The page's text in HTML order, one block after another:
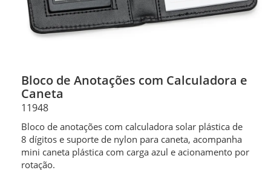
Bloco de Anotações com Calculadora e
Caneta
11948
Bloco de anotações com calculadora solar plástica de
8 dígitos e suporte de nylon para caneta, acompanha
mini caneta plástica com carga azul e acionamento por
rotação.